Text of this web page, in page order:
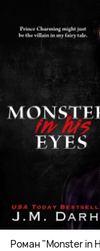
Роман "Monster in